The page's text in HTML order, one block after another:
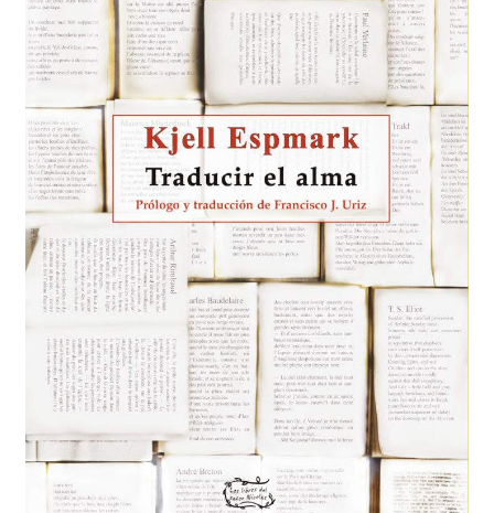
Contacto